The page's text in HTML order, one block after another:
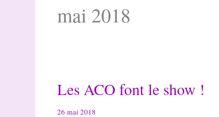
mai 2018
Les ACO font le show !
26 mai 2018